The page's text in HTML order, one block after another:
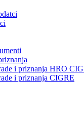
i priznanja HRO
i priznanja CIGRE